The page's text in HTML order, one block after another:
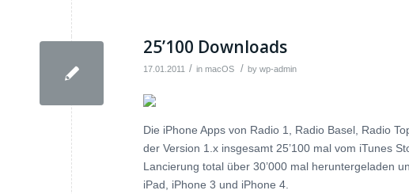
25’100 Downloads
17.01.2011 / in macOS / by wp-admin
Die iPhone Apps von Radio 1, Radio Basel, Radio
der Version 1.x insgesamt 25’100 mal vom iTunes
Lancierung total über 30’000 mal heruntergeladen
iPad, iPhone 3 und iPhone 4.